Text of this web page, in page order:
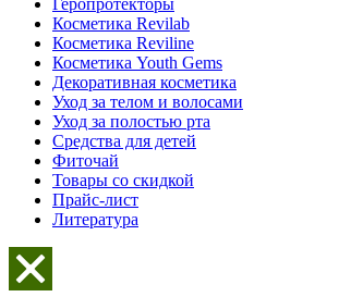
Геропротекторы
Косметика Revilab
Косметика Reviline
Косметика Youth Gems
Декоративная косметика
Уход за телом и волосами
Уход за полостью рта
Средства для детей
Фиточай
Товары со скидкой
Прайс-лист
Литература